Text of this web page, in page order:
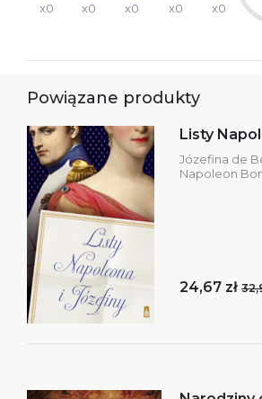
x0
x0
x0
x0
x0
Powiązane produkty
Listy
Józefina de
Napoleon
24,67 zł